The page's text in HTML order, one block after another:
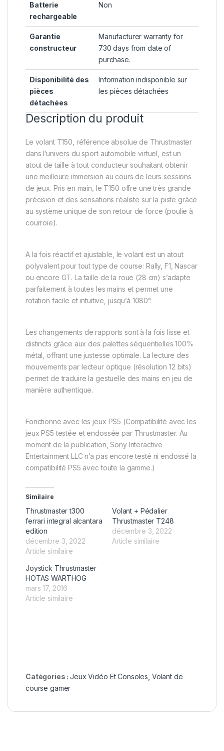
Batterie
rechargeable
‎Non
Garantie
constructeur
‎Manufacturer warranty for
730 days from date of
purchase.
Disponibilité des
pièces
détachées
‎Information indisponible sur
les pièces détachées
Description du produit
Le volant T150, référence absolue de Thrustmaster
dans l’univers du sport automobile virtuel, est un
atout de taille à tout conducteur souhaitant obtenir
une meilleure immersion au cours de leurs sessions
de jeux. Pris en main, le T150 offre une très grande
précision et des sensations réaliste sur la piste grâce
au système unique de son retour de force (poulie à
courroie).
A la fois réactif et ajustable, le volant est un atout
polyvalent pour tout type de course: Rally, F1, Nascar
ou encore GT. La taille de la roue (28 cm) s’adapte
parfaitement à toutes les mains et permet une
rotation facile et intuitive, jusqu’à 1080°.
Les changements de rapports sont à la fois lisse et
distincts grâce aux des palettes séquentielles 100%
métal, offrant une justesse optimale. La lecture des
mouvements par lecteur optique (résolution 12 bits)
permet de traduire la gestuelle des mains en jeu de
manière authentique.
Fonctionne avec les jeux PS5 (Compatibilité avec les
jeux PS5 testée et endossée par Thrustmaster. Au
moment de la publication, Sony Interactive
Entertainment LLC n’a pas encore testé ni endossé la
compatibilité PS5 avec toute la gamme.)
Similaire
Thrustmaster t300
ferrari integral alcantara
edition
décembre 3, 2022
Article similaire
Volant + Pédalier
Thrustmaster T248
décembre 3, 2022
Article similaire
Joystick Thrustmaster
HOTAS WARTHOG
mars 17, 2016
Article similaire
Catégories :Jeux Vidéo Et Consoles Volant de
course gamer